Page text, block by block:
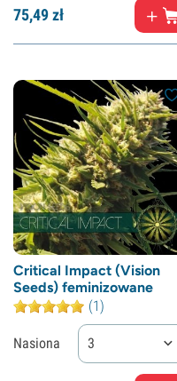
75,49zł
Critical Impact (Vision
Seeds) feminizowane
(1)
Nasiona 3